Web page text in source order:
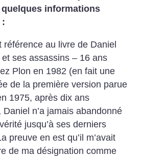
informations
:
référence au livre de Daniel
ses assassins – 16 ans
Plon en 1982 (en fait une
de la première version parue
1975, après dix ans
Daniel n’a jamais abandonné
jusqu’à ses derniers
preuve en est qu’il m’avait
de ma désignation comme